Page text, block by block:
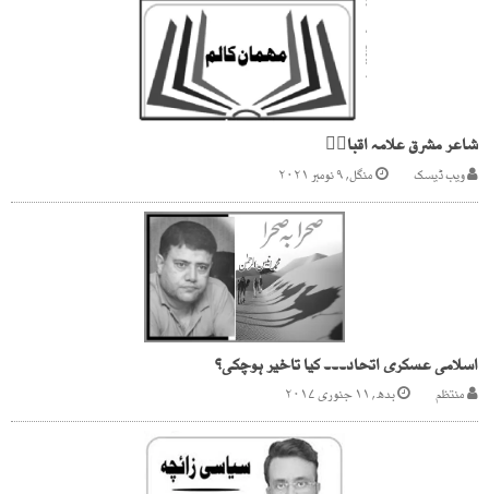
شاعر مشرق علامہ اقبالؒ
ویب ڈیسک منگل, ۹ نومبر ۲۰۲۱
اسلامی عسکری اتحاد۔۔۔ کیا تاخیر ہوچکی؟
منتظم بدھ, ۱۱ جنوری ۲۰۱۷